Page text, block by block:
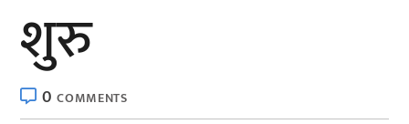
शुरु
0COMMENTS